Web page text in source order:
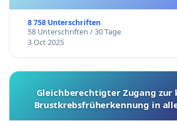
8 758 Unterschriften
58 Unterschriften / 30 Tage
3 Oct 2025
Gleichberechtigter Zugang zur
Brustkrebsfrüherkennung in